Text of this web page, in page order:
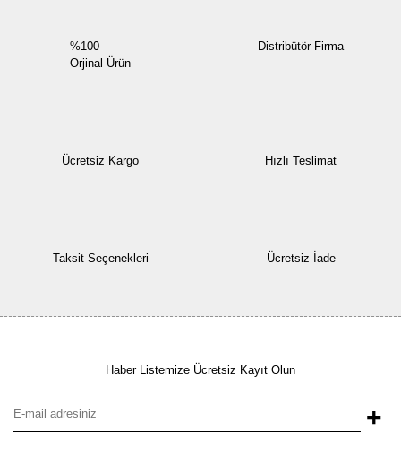
%100
Orjinal Ürün
Distribütör Firma
Ücretsiz Kargo Hızlı Teslimat
Taksit Seçenekleri Ücretsiz İade
Haber Listemize Ücretsiz Kayıt Olun
+